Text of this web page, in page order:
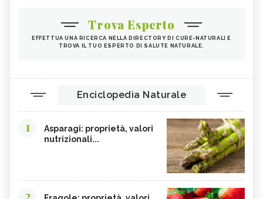
Trova Esperto
EFFETTUA UNA RICERCA NELLA DIRECTORY DI CURE-NATURALI E
TROVA IL TUO ESPERTO DI SALUTE NATURALE.
Enciclopedia Naturale
1
Asparagi: proprietà, valori
nutrizionali...
2